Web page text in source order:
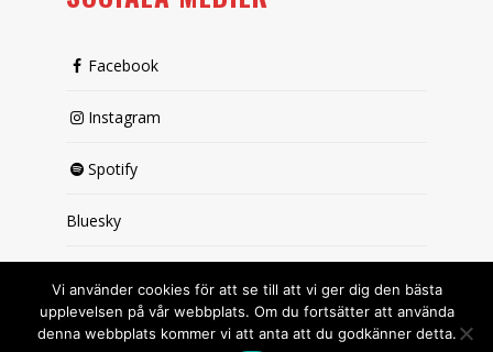
Facebook
Instagram
Spotify
Bluesky
Vi använder cookies för att se till att vi ger dig den bästa
upplevelsen på vår webbplats. Om du fortsätter att använda
denna webbplats kommer vi att anta att du godkänner detta.